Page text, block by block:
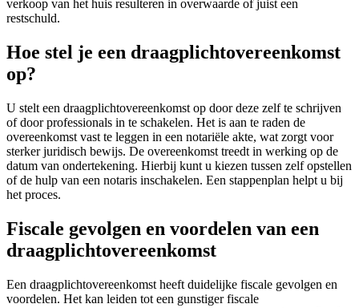
verkoop van het huis resulteren in overwaarde of juist een
restschuld.
Hoe stel je een draagplichtovereenkomst
op?
U stelt een draagplichtovereenkomst op door deze zelf te schrijven
of door professionals in te schakelen. Het is aan te raden de
overeenkomst vast te leggen in een notariële akte, wat zorgt voor
sterker juridisch bewijs. De overeenkomst treedt in werking op de
datum van ondertekening. Hierbij kunt u kiezen tussen zelf opstellen
of de hulp van een notaris inschakelen. Een stappenplan helpt u bij
het proces.
Fiscale gevolgen en voordelen van een
draagplichtovereenkomst
Een draagplichtovereenkomst heeft duidelijke fiscale gevolgen en
voordelen. Het kan leiden tot een gunstiger fiscale